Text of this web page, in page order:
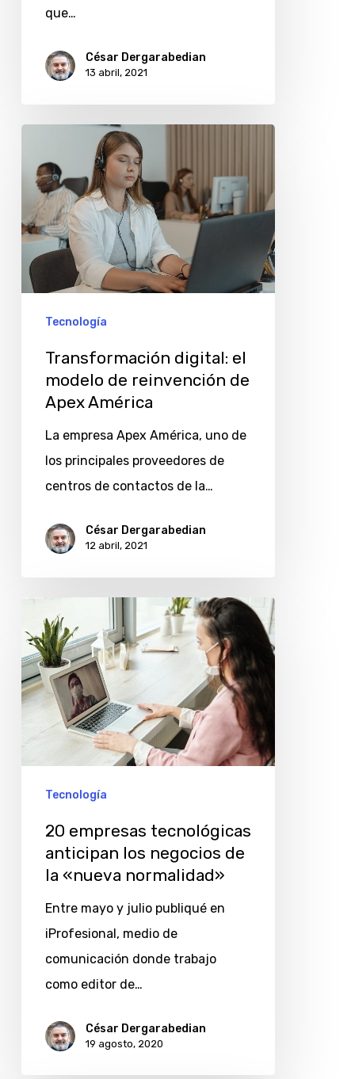
futuro
que…
César Dergarabedian
13 abril, 2021
Transformación
digital:
modelo
de
reinvención
de
Tecnología
Transformación digital: el
modelo de reinvención de
Apex América
La empresa Apex América, uno de
los principales proveedores de
centros de contactos de la…
César Dergarabedian
12 abril, 2021
empresas
tecnológicas
anticipan
los
negocios
normalidad»
Tecnología
20 empresas tecnológicas
anticipan los negocios de
la «nueva normalidad»
Entre mayo y julio publiqué en
iProfesional, medio de
comunicación donde trabajo
como editor de…
César Dergarabedian
19 agosto, 2020